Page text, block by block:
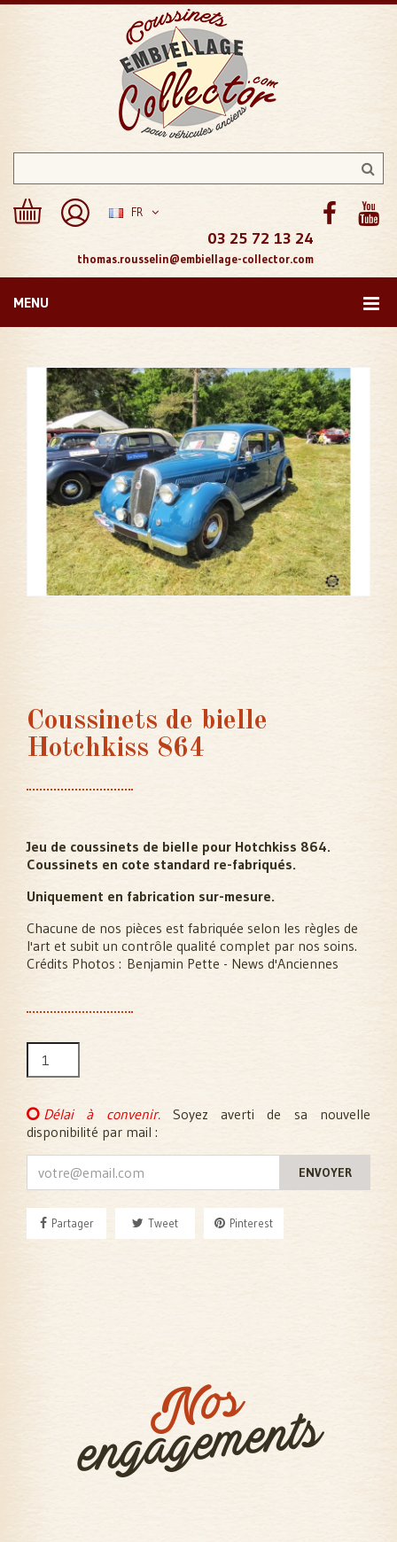
FR
03 25 72 13 24
thomas.rousselin@embiellage-collector.com
MENU
Coussinets de bielle
Hotchkiss 864
Jeu de coussinets de bielle pour Hotchkiss 864.
Coussinets en cote standard re-fabriqués.
Uniquement en fabrication sur-mesure.
Chacune de nos pièces est fabriquée selon les règles de
l'art et subit un contrôle qualité complet par nos soins.
Crédits Photos : Benjamin Pette - News d'Anciennes
Délai à convenir.Soyez averti de sa nouvelle
disponibilité par mail :
ENVOYER
Partager Tweet Pinterest
Nos
engagements